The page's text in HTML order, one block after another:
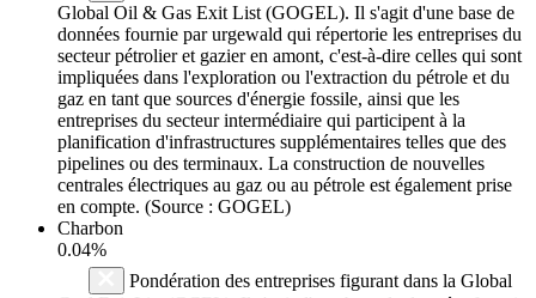
Global Oil & Gas Exit List (GOGEL). Il s'agit d'une base de
données fournie par urgewald qui répertorie les entreprises du
secteur pétrolier et gazier en amont, c'est-à-dire celles qui sont
impliquées dans l'exploration ou l'extraction du pétrole et du
gaz en tant que sources d'énergie fossile, ainsi que les
entreprises du secteur intermédiaire qui participent à la
planification d'infrastructures supplémentaires telles que des
pipelines ou des terminaux. La construction de nouvelles
centrales électriques au gaz ou au pétrole est également prise
en compte. (Source : GOGEL)
Charbon
0.04%
Pondération des entreprises figurant dans la Global